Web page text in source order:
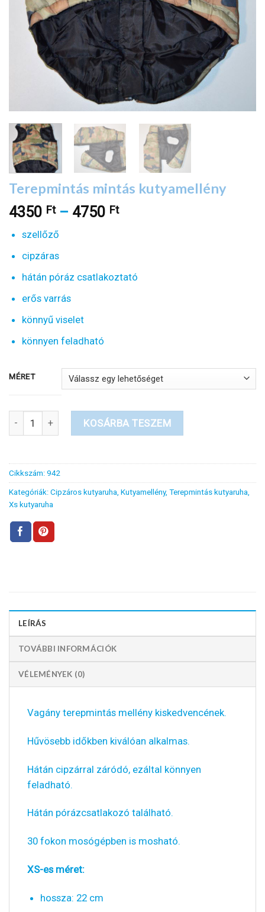
Terepmintás mintás kutyamellény
4350 Ft – 4750 FtÁrtartomány:
szellőző
cipzáras
hátán póráz csatlakoztató
erős varrás
könnyű viselet
könnyen feladható
MÉRET
Terepmintás mintás kutyamellény mennyiség
KOSÁRBA TESZEM
Cikkszám: 942
Kategóriák: Cipzáros kutyaruha Kutyamellény, Terepmintás kutyaruha
Xs kutyaruha
LEÍRÁS
TOVÁBBI INFORMÁCIÓK
VÉLEMÉNYEK (0)
Vagány terepmintás mellény kiskedvencének.
Hűvösebb időkben kiválóan alkalmas.
Hátán cipzárral záródó, ezáltal könnyen
feladható.
Hátán pórázcsatlakozó található.
30 fokon mosógépben is mosható.
XS-es méret:
hossza: 22 cm